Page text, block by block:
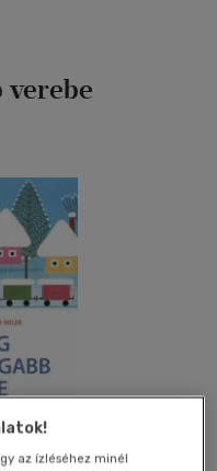
verebe
az ízléséhez minél